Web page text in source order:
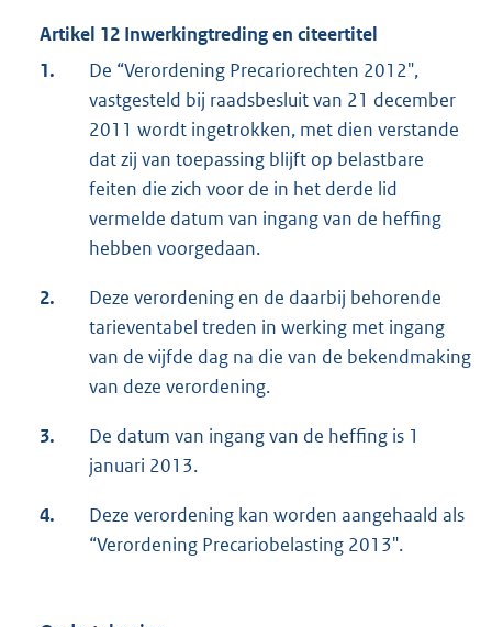
Artikel 12 Inwerkingtreding en citeertitel
1.
De “Verordening Precariorechten 2012",
vastgesteld bij raadsbesluit van 21 december
2011 wordt ingetrokken, met dien verstande
dat zij van toepassing blijft op belastbare
feiten die zich voor de in het derde lid
vermelde datum van ingang van de heffing
hebben voorgedaan.
2.
Deze verordening en de daarbij behorende
tarieventabel treden in werking met ingang
van de vijfde dag na die van de bekendmaking
van deze verordening.
3.
De datum van ingang van de heffing is 1
januari 2013.
4.
Deze verordening kan worden aangehaald als
“Verordening Precariobelasting 2013".